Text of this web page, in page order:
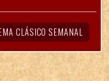
CLÁSICO SEMANAL